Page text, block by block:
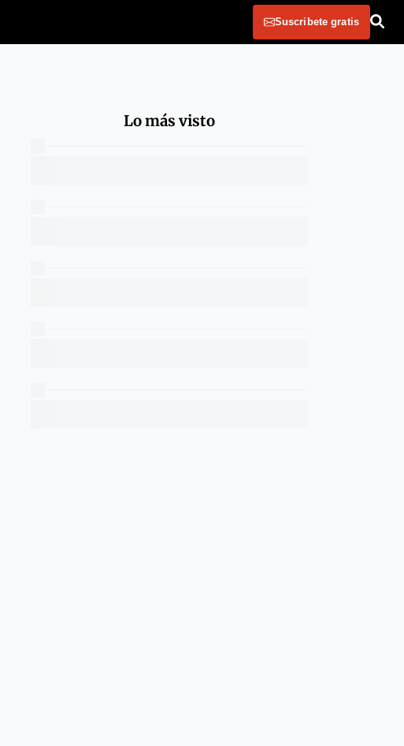
Suscribete gratis
Lo más visto